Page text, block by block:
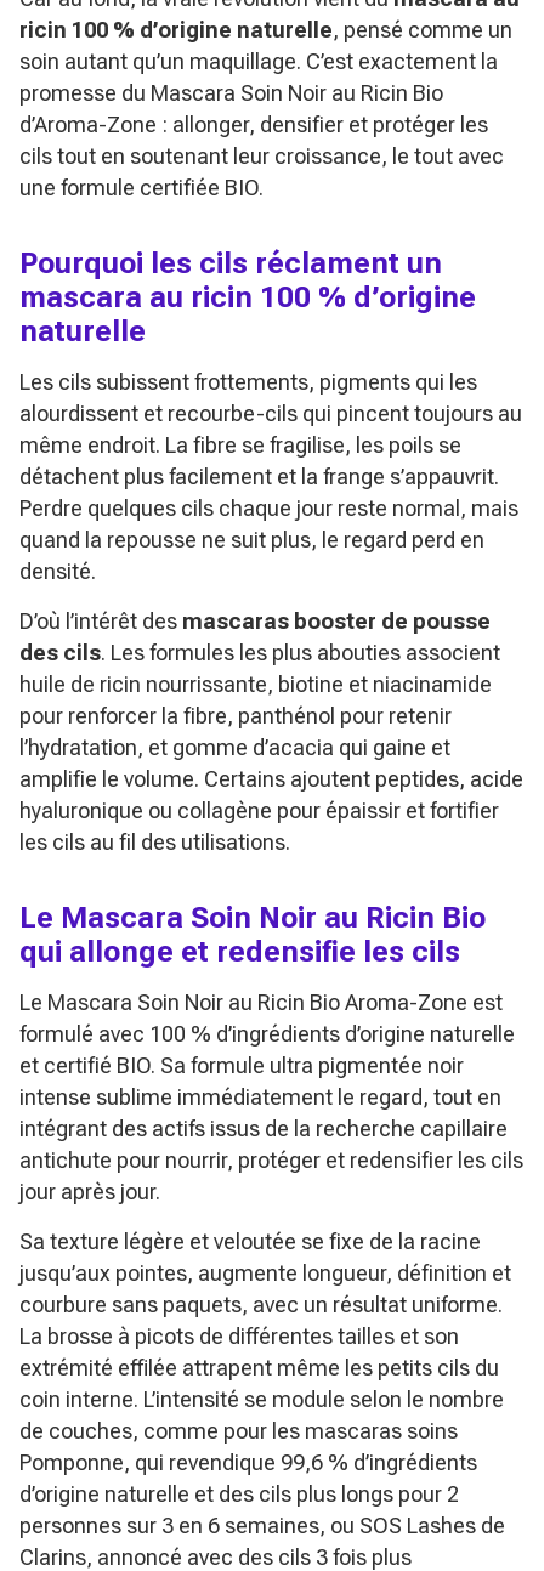
ricin 100 % d’origine naturelle, pensé comme un
soin autant qu’un maquillage. C’est exactement la
promesse du Mascara Soin Noir au Ricin Bio
d’Aroma-Zone : allonger, densifier et protéger les
cils tout en soutenant leur croissance, le tout avec
une formule certifiée BIO.
Pourquoi les cils réclament un
mascara au ricin 100 % d’origine
naturelle
Les cils subissent frottements, pigments qui les
alourdissent et recourbe-cils qui pincent toujours au
même endroit. La fibre se fragilise, les poils se
détachent plus facilement et la frange s’appauvrit.
Perdre quelques cils chaque jour reste normal, mais
quand la repousse ne suit plus, le regard perd en
densité.
D’où l’intérêt des mascaras booster de pousse
des cils. Les formules les plus abouties associent
huile de ricin nourrissante, biotine et niacinamide
pour renforcer la fibre, panthénol pour retenir
l’hydratation, et gomme d’acacia qui gaine et
amplifie le volume. Certains ajoutent peptides, acide
hyaluronique ou collagène pour épaissir et fortifier
les cils au fil des utilisations.
Le Mascara Soin Noir au Ricin Bio
qui allonge et redensifie les cils
Le Mascara Soin Noir au Ricin BioAroma-Zone est
formulé avec 100 % d’ingrédients d’origine naturelle
et certifié BIO. Sa formule ultra pigmentée noir
intense sublime immédiatement le regard, tout en
intégrant des actifs issus de la recherche capillaire
antichute pour nourrir, protéger et redensifier les cils
jour après jour.
Sa texture légère et veloutée se fixe de la racine
jusqu’aux pointes, augmente longueur, définition et
courbure sans paquets, avec un résultat uniforme.
La brosse à picots de différentes tailles et son
extrémité effilée attrapent même les petits cils du
coin interne. L’intensité se module selon le nombre
de couches, comme pour les mascaras soins
Pomponne, qui revendique 99,6 % d’ingrédients
d’origine naturelle et des cils plus longs pour 2
personnes sur 3 en 6 semaines, ou SOS Lashes de
Clarins, annoncé avec des cils 3 fois plus